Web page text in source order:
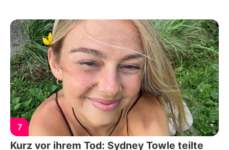
7
Kurz vor ihrem Tod: Sydney Towle teilte